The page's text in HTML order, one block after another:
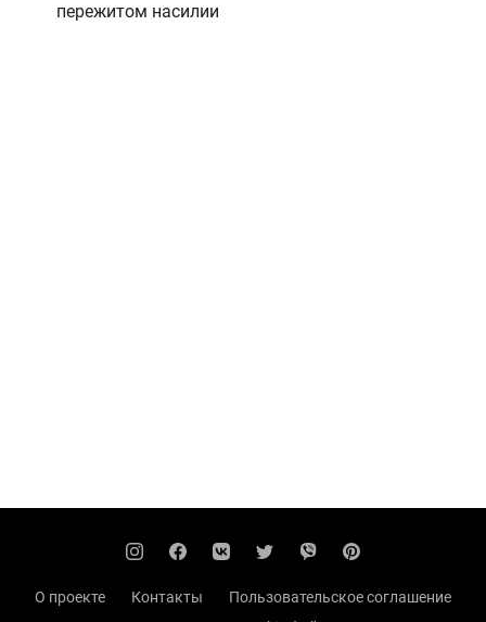
пережитом насилии
О проекте Контакты
Пользовательское соглашение